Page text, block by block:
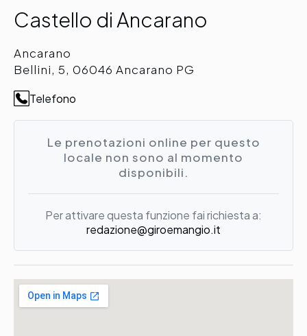
Castello di Ancarano
Ancarano
Bellini, 5, 06046 Ancarano PG
Telefono
Le prenotazioni online per questo
locale non sono al momento
disponibili.
Per attivare questa funzione fai richiesta a:
redazione@giroemangio.it